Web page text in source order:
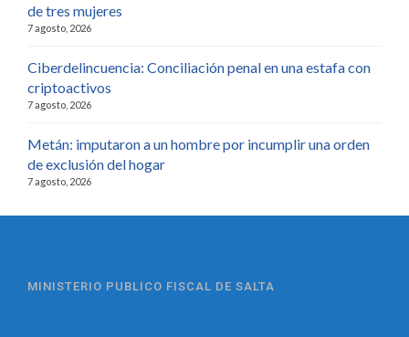
de tres mujeres
7 agosto, 2026
Ciberdelincuencia: Conciliación penal en una estafa con
criptoactivos
7 agosto, 2026
Metán: imputaron a un hombre por incumplir una orden
de exclusión del hogar
7 agosto, 2026
MINISTERIO PUBLICO FISCAL DE SALTA